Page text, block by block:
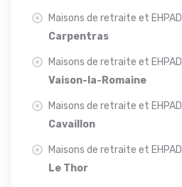
Maisons de retraite et EHPAD
Carpentras
Maisons de retraite et EHPAD
Vaison-la-Romaine
Maisons de retraite et EHPAD
Cavaillon
Maisons de retraite et EHPAD
Le Thor